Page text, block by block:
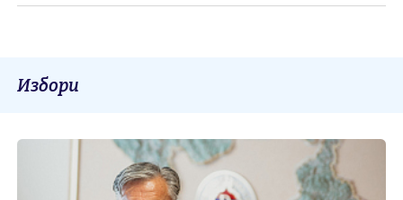
Избори